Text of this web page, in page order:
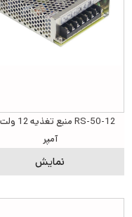
آمپر
نمایش